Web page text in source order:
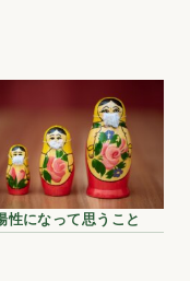
性になって思うこと